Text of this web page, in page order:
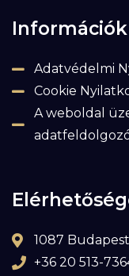
Információk
Adatvédelmi
Cookie
A weboldal
1087
+36 20 513-